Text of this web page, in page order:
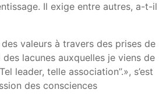
Il exige entre autres, a-t-il
valeurs à travers des prises de
lacunes auxquelles je viens de
leader, telle association’’.», s’est
des consciences